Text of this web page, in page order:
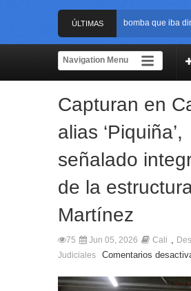
ÚLTIMAS
NOTICIAS
Frustran atentado con bus bomba que iba
La Arena USC será el escenario de la
Rápida reacción policial evitó que presunto
Frustran atentado con bus bomba que iba
Capturan en
alias ‘Piquiña’,
señalado
de la
Martínez
75 Jun 05, 2026 Cali ,
Judiciales Comentarios